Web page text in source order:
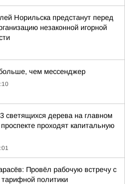
Норильска предстанут перед
незаконной игорной
чем мессенджер
светящихся дерева на главном
проходят капитальную
Провёл рабочую встречу с
политики